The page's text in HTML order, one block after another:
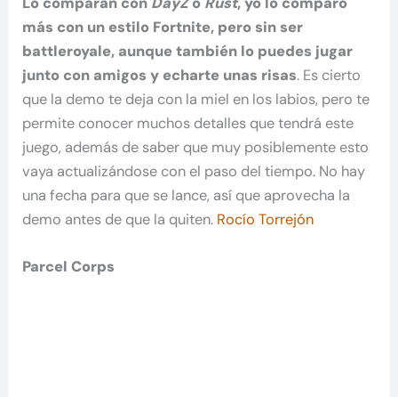
más con un estilo Fortnite, pero sin ser
battleroyale, aunque también lo puedes jugar
junto con amigos y echarte unas risas. Es cierto
que la demo te deja con la miel en los labios, pero te
permite conocer muchos detalles que tendrá este
juego, además de saber que muy posiblemente esto
vaya actualizándose con el paso del tiempo. No hay
una fecha para que se lance, así que aprovecha la
demo antes de que la quiten. Rocío Torrejón
Parcel Corps